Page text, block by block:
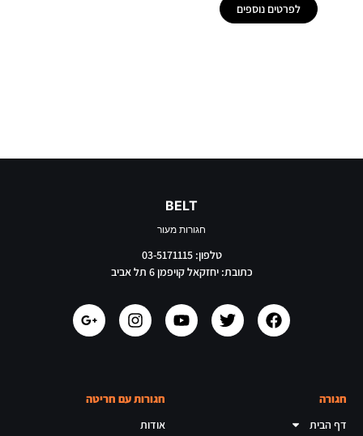
לפרטים נוספים
BELT
חגורות מעור
טלפון: 03-5171115
כתובת: יחזקאל קויפמן 6 תל אביב
חגורה
דף הבית
חגורות עם חריטה
אודות